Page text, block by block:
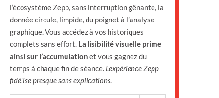
l’écosystème Zepp, sans interruption gênante, la
donnée circule, limpide, du poignet à l’analyse
graphique. Vous accédez à vos historiques
complets sans effort. La lisibilité visuelle prime
ainsi sur l’accumulation et vous gagnez du
temps à chaque fin de séance. L’expérience Zepp
fidélise presque sans explications